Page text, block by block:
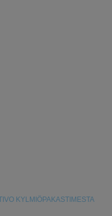
KYLMIÖPAKASTIMESTA